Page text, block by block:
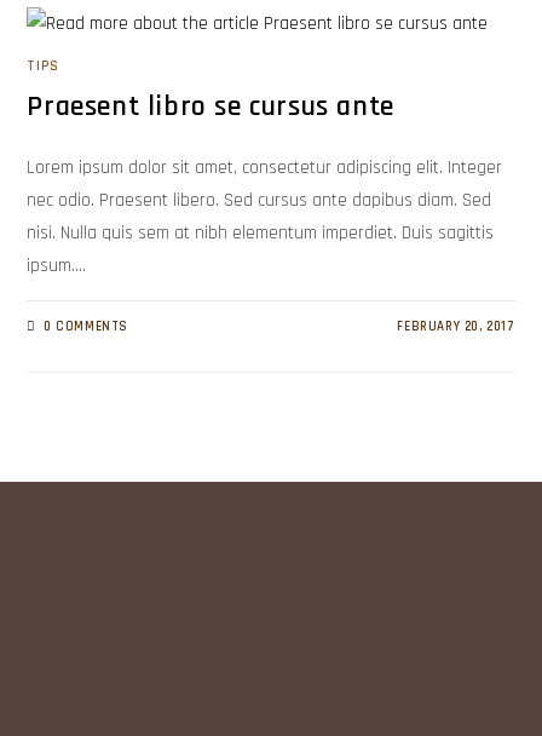
TIPS
Praesent libro se cursus ante
Lorem ipsum dolor sit amet, consectetur adipiscing elit. Integer
nec odio. Praesent libero. Sed cursus ante dapibus diam. Sed
nisi. Nulla quis sem at nibh elementum imperdiet. Duis sagittis
ipsum.…
0 COMMENTS FEBRUARY 20, 2017